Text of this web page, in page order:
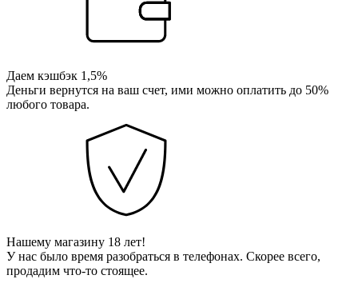
Даем кэшбэк 1,5%
Деньги вернутся на ваш счет, ими можно оплатить до 50%
любого товара.
Нашему магазину 18 лет!
У нас было время разобраться в телефонах. Скорее всего,
продадим что-то стоящее.